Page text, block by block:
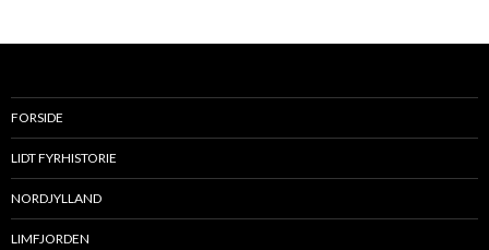
FORSIDE
LIDT FYRHISTORIE
NORDJYLLAND
LIMFJORDEN